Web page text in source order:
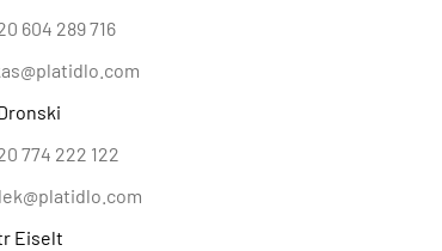
604 289 716
774 222 122
Eiselt